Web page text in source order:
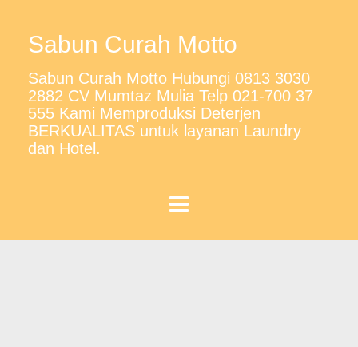
Sabun Curah Motto
Sabun Curah Motto Hubungi 0813 3030
2882 CV Mumtaz Mulia Telp 021-700 37
555 Kami Memproduksi Deterjen
BERKUALITAS untuk layanan Laundry
dan Hotel.